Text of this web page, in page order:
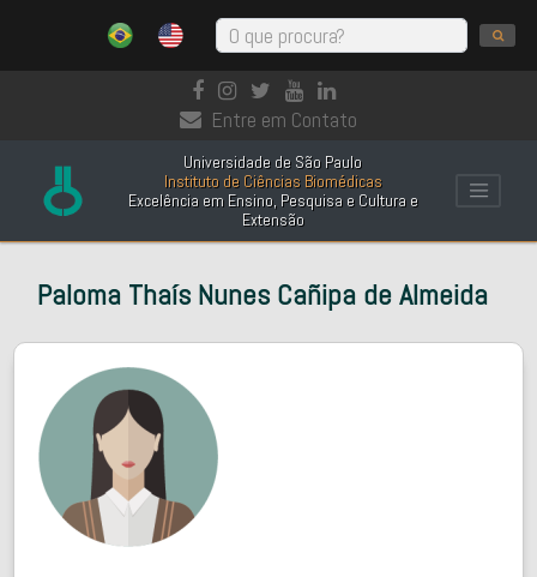
Entre em Contato
Universidade de São Paulo
Instituto de Ciências Biomédicas
Excelência em Ensino, Pesquisa e Cultura e
Extensão
Paloma Thaís Nunes Cañipa de Almeida